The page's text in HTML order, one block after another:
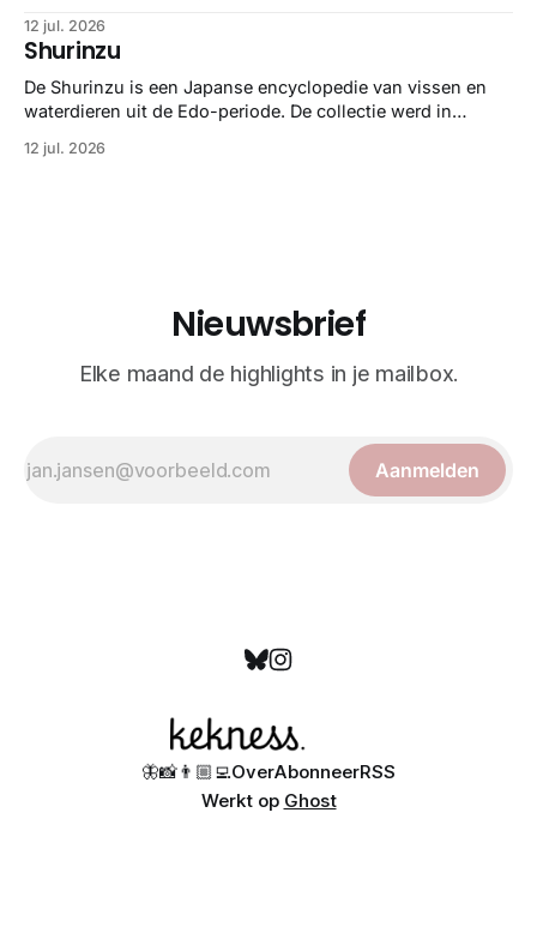
gedetailleerd overzicht van kwallensoorten en hun
taxonomie. Het boek staat bekend om de combinatie van
strikte wetenschap met prachtige, handgetekende
illustraties en kleurendrukplaten van Mayer zelf.
12 jul. 2026
Shurinzu
De Shurinzu is een Japanse encyclopedie van vissen en
waterdieren uit de Edo-periode. De collectie werd in
bekend om verfijnde technieken en bijna driedimensionale
12 jul. 2026
Nieuwsbrief
Elke maand de highlights in je mailbox.
Aanmelden
🦋📸👨🏼‍💻OverAbonneerRSS
Werkt op Ghost